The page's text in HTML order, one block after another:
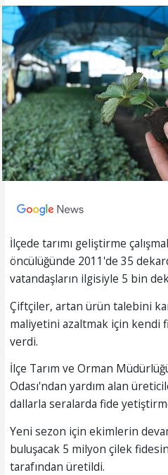
İlçede tarımı geliştirme
öncülüğünde 2011'de 35
vatandaşların ilgisiyle 5 bin
Çiftçiler, artan ürün talebini
maliyetini azaltmak için kendi
verdi.
İlçe Tarım ve Orman
Odası'ndan yardım alan
dallarla seralarda fide
Yeni sezon için ekimlerin
buluşacak 5 milyon çilek
tarafından üretildi.